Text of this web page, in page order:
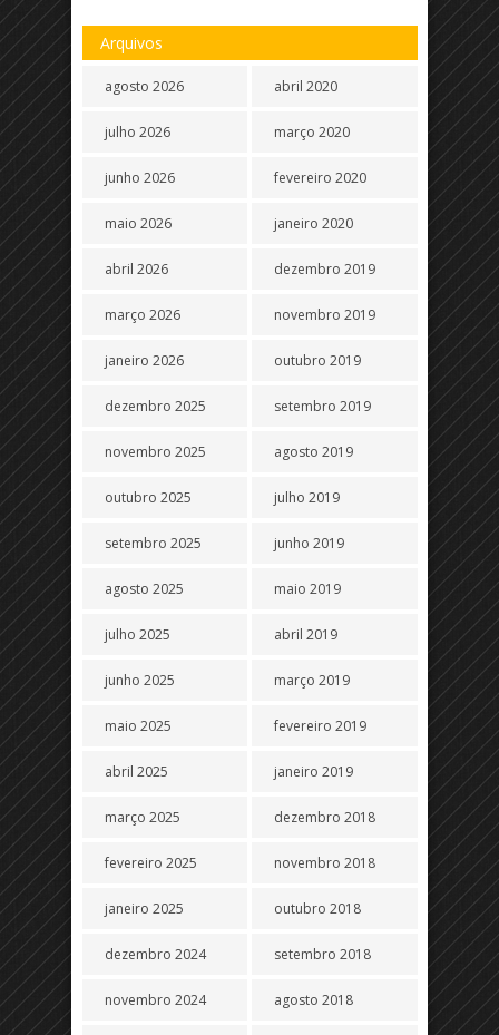
Arquivos
agosto 2026
julho 2026
junho 2026
maio 2026
abril 2026
março 2026
janeiro 2026
dezembro 2025
novembro 2025
outubro 2025
setembro 2025
agosto 2025
julho 2025
junho 2025
maio 2025
abril 2025
março 2025
fevereiro 2025
janeiro 2025
dezembro 2024
novembro 2024
abril 2020
março 2020
fevereiro 2020
janeiro 2020
dezembro 2019
novembro 2019
outubro 2019
setembro 2019
agosto 2019
julho 2019
junho 2019
maio 2019
abril 2019
março 2019
fevereiro 2019
janeiro 2019
dezembro 2018
novembro 2018
outubro 2018
setembro 2018
agosto 2018